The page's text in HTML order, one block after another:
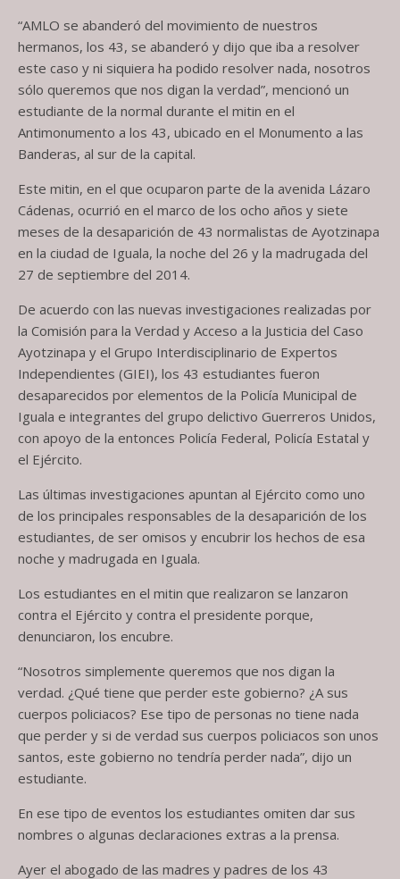
“AMLO se abanderó del movimiento de nuestros
hermanos, los 43, se abanderó y dijo que iba a resolver
este caso y ni siquiera ha podido resolver nada, nosotros
sólo queremos que nos digan la verdad”, mencionó un
estudiante de la normal durante el mitin en el
Antimonumento a los 43, ubicado en el Monumento a las
Banderas, al sur de la capital.
Este mitin, en el que ocuparon parte de la avenida Lázaro
Cádenas, ocurrió en el marco de los ocho años y siete
meses de la desaparición de 43 normalistas de Ayotzinapa
en la ciudad de Iguala, la noche del 26 y la madrugada del
27 de septiembre del 2014.
De acuerdo con las nuevas investigaciones realizadas por
la Comisión para la Verdad y Acceso a la Justicia del Caso
Ayotzinapa y el Grupo Interdisciplinario de Expertos
Independientes (GIEI), los 43 estudiantes fueron
desaparecidos por elementos de la Policía Municipal de
Iguala e integrantes del grupo delictivo Guerreros Unidos,
con apoyo de la entonces Policía Federal, Policía Estatal y
el Ejército.
Las últimas investigaciones apuntan al Ejército como uno
de los principales responsables de la desaparición de los
estudiantes, de ser omisos y encubrir los hechos de esa
noche y madrugada en Iguala.
Los estudiantes en el mitin que realizaron se lanzaron
contra el Ejército y contra el presidente porque,
denunciaron, los encubre.
“Nosotros simplemente queremos que nos digan la
verdad. ¿Qué tiene que perder este gobierno? ¿A sus
cuerpos policiacos? Ese tipo de personas no tiene nada
que perder y si de verdad sus cuerpos policiacos son unos
santos, este gobierno no tendría perder nada”, dijo un
estudiante.
En ese tipo de eventos los estudiantes omiten dar sus
nombres o algunas declaraciones extras a la prensa.
Ayer el abogado de las madres y padres de los 43